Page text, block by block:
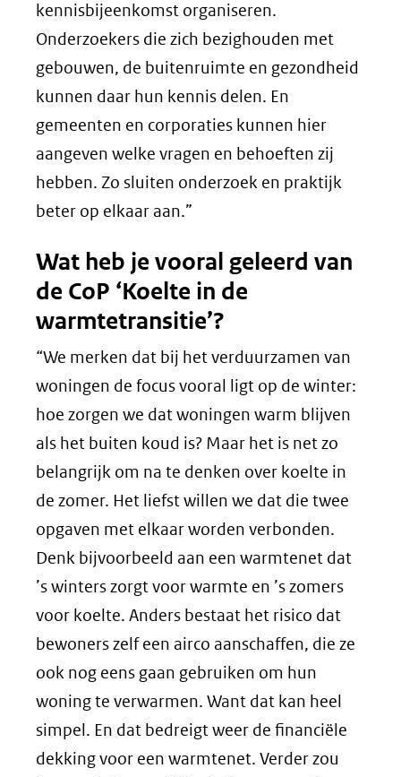
kennisbijeenkomst organiseren.
Onderzoekers die zich bezighouden met
gebouwen, de buitenruimte en gezondheid
kunnen daar hun kennis delen. En
gemeenten en corporaties kunnen hier
aangeven welke vragen en behoeften zij
hebben. Zo sluiten onderzoek en praktijk
beter op elkaar aan.”
Wat heb je vooral geleerd van
de CoP ‘Koelte in de
warmtetransitie’?
“We merken dat bij het verduurzamen van
woningen de focus vooral ligt op de winter:
hoe zorgen we dat woningen warm blijven
als het buiten koud is? Maar het is net zo
belangrijk om na te denken over koelte in
de zomer. Het liefst willen we dat die twee
opgaven met elkaar worden verbonden.
Denk bijvoorbeeld aan een warmtenet dat
’s winters zorgt voor warmte en ’s zomers
voor koelte. Anders bestaat het risico dat
bewoners zelf een airco aanschaffen, die ze
ook nog eens gaan gebruiken om hun
woning te verwarmen. Want dat kan heel
simpel. En dat bedreigt weer de financiële
dekking voor een warmtenet. Verder zou